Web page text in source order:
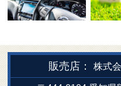
販売店：株式